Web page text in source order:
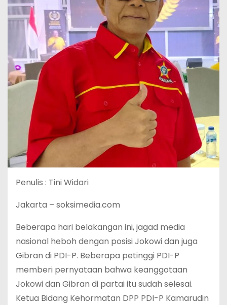
Penulis : Tini Widari
Jakarta – soksimedia.com
Beberapa hari belakangan ini, jagad media
nasional heboh dengan posisi Jokowi dan juga
Gibran di PDI-P. Beberapa petinggi PDI-P
memberi pernyataan bahwa keanggotaan
Jokowi dan Gibran di partai itu sudah selesai.
Ketua Bidang Kehormatan DPP PDI-P Kamarudin